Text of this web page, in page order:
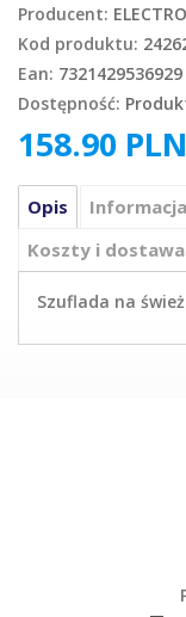
Producent:
Kod produktu:
Ean: 7321429536929
Dostępność:
158.90 PLN
Opis
Koszty i dostawa
Szuflada na